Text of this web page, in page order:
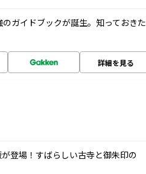
ガイドブックが誕生。知っておきた
詳細を見る
登場！すばらしい古寺と御朱印の